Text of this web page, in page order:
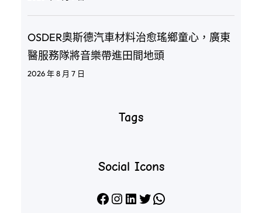
OSDER奧斯德汽車材料治愈瑤鄉童心，廣東
醫服務隊將音樂帶進田間地頭
2026 年 8 月 7 日
Tags
Social Icons
Facebook Instagram LinkedIn X WhatsApp